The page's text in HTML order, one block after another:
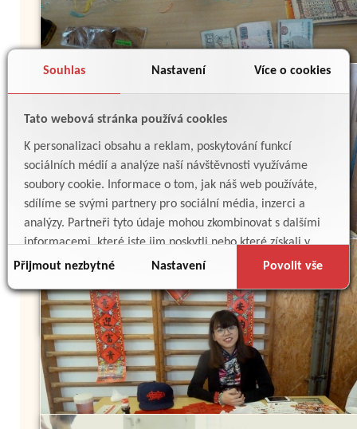
Souhlas Nastavení Více o cookies
Tato webová stránka používá cookies
K personalizaci obsahu a reklam, poskytování funkcí
sociálních médií a analýze naší návštěvnosti využíváme
soubory cookie. Informace o tom, jak náš web používáte,
sdílíme se svými partnery pro sociální média, inzerci a
analýzy. Partneři tyto údaje mohou zkombinovat s dalšími
informacemi, které jste jim poskytli nebo které získali v
důsledku toho, že používáte jejich služby.
Přijmout nezbytné Nastavení Povolit vše